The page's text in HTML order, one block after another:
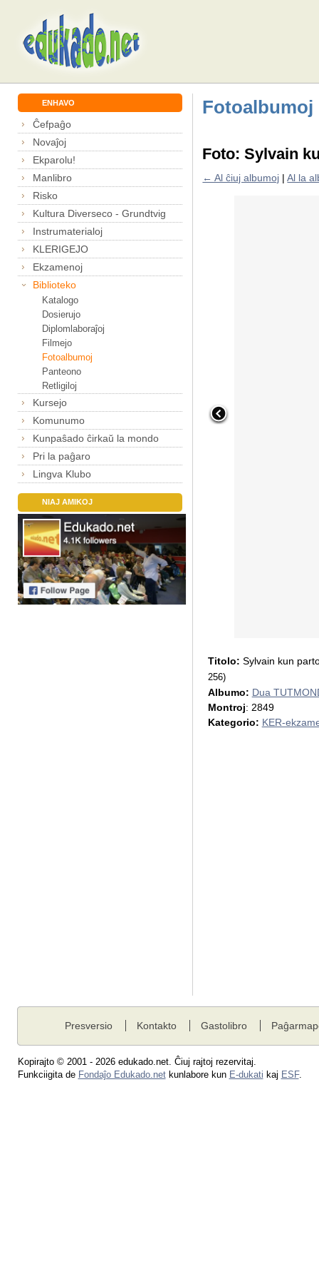
ENHAVO
Ĉefpaĝo
Novaĵoj
Ekparolu!
Manlibro
Risko
Kultura Diverseco - Grundtvig
Instrumaterialoj
KLERIGEJO
Ekzamenoj
Biblioteko
Katalogo
Dosierujo
Diplomlaboraĵoj
Filmejo
Fotoalbumoj
Panteono
Retligiloj
Kursejo
Komunumo
Kunpaŝado ĉirkaŭ la mondo
Pri la paĝaro
Lingva Klubo
NIAJ AMIKOJ
Fotoalbumoj
Foto: Sylvain
← Al ĉiuj albumoj |Al la
Titolo: Sylvain kun
256)
Albumo: Dua
Montroj: 2849
Kategorio: KER-
Presversio Kontakto Gastolibro
Kopirajto © 2001 - 2026 edukado.net. Ĉiuj rajtoj rezervitaj.
Funkciigita de Fondaĵo Edukado.netkunlabore kun E-dukati kaj ESF.